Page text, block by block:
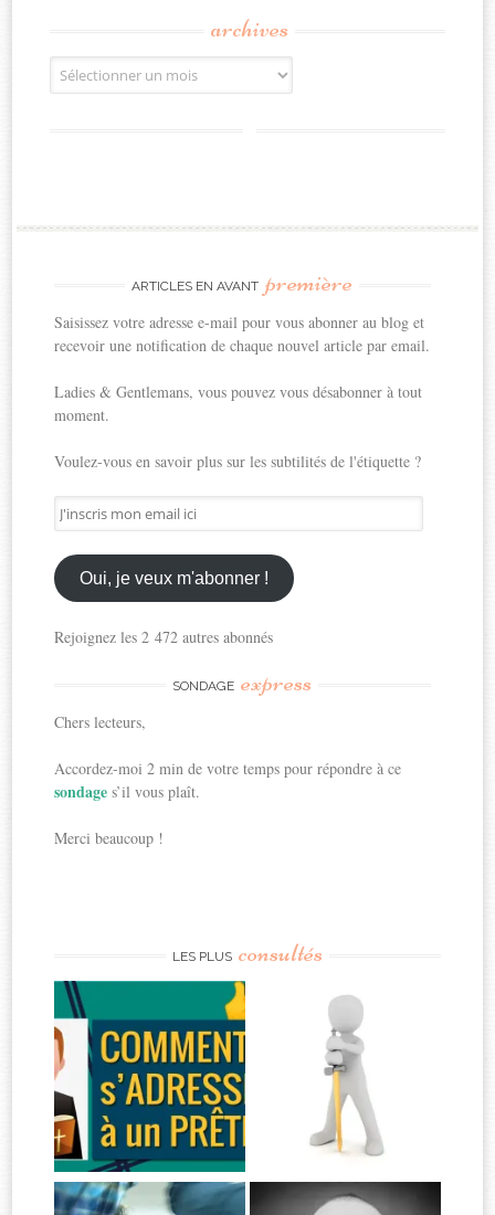
archives
Archives
ARTICLES EN AVANT première
Saisissez votre adresse e-mail pour vous abonner au blog et
recevoir une notification de chaque nouvel article par email.
Ladies & Gentlemans, vous pouvez vous désabonner à tout
moment.
Voulez-vous en savoir plus sur les subtilités de l'étiquette ?
J'inscris
mon
email
ici
Oui, je veux m'abonner !
Rejoignez les 2 472 autres abonnés
SONDAGE express
Chers lecteurs,
Accordez-moi 2 min de votre temps pour répondre à ce
sondages’il vous plaît.
Merci beaucoup !
LES PLUS consultés